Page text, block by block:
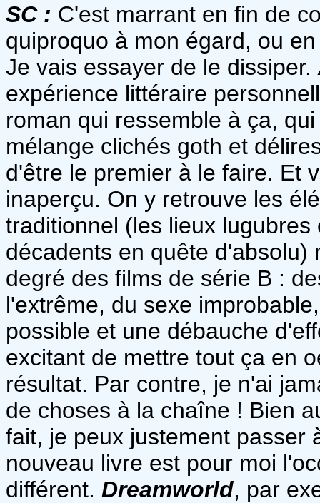
SC : C'est marrant en fin de
quiproquo à mon égard, ou
Je vais essayer de le dissiper.
expérience littéraire
roman qui ressemble à ça,
mélange clichés goth et
d'être le premier à le faire. Et
inaperçu. On y retrouve les
traditionnel (les lieux
décadents en quête
degré des films de série B :
l'extrême, du sexe
possible et une débauche
excitant de mettre tout ça en
résultat. Par contre, je n'ai
de choses à la chaîne ! Bien
fait, je peux justement passer
nouveau livre est pour moi
différent. Dreamworld, par